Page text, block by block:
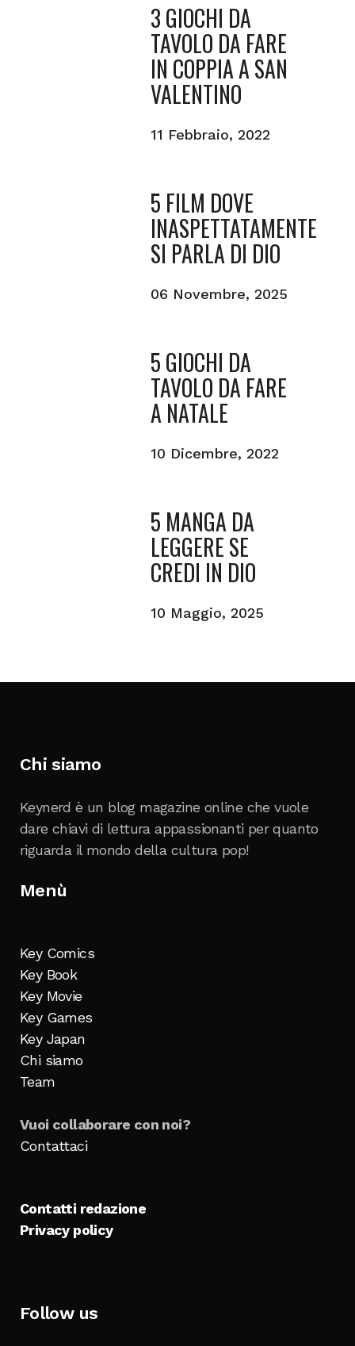
3 GIOCHI DA
TAVOLO DA FARE
IN COPPIA A SAN
VALENTINO
11 Febbraio, 2022
5 FILM DOVE
INASPETTATAMENTE
SI PARLA DI DIO
06 Novembre, 2025
5 GIOCHI DA
TAVOLO DA FARE
A NATALE
10 Dicembre, 2022
5 MANGA DA
LEGGERE SE
CREDI IN DIO
10 Maggio, 2025
Chi siamo
Keynerd è un blog magazine online che vuole
dare chiavi di lettura appassionanti per quanto
riguarda il mondo della cultura pop!
Menù
Key Comics
Key Book
Key Movie
Key Games
Key Japan
Chi siamo
Team
Vuoi collaborare con noi?
Contattaci
Contatti redazione
Privacy policy
Follow us